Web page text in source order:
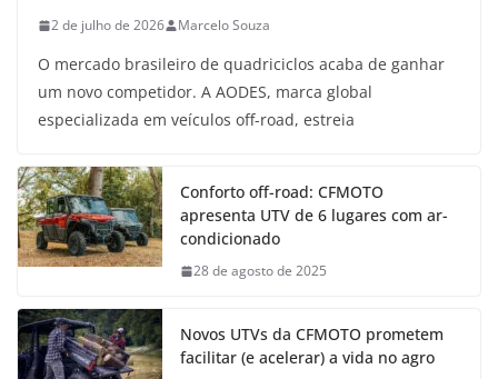
2 de julho de 2026 Marcelo Souza
O mercado brasileiro de quadriciclos acaba de ganhar
um novo competidor. A AODES, marca global
especializada em veículos off-road, estreia
Conforto off-road: CFMOTO
apresenta UTV de 6 lugares com ar-
condicionado
28 de agosto de 2025
Novos UTVs da CFMOTO prometem
facilitar (e acelerar) a vida no agro